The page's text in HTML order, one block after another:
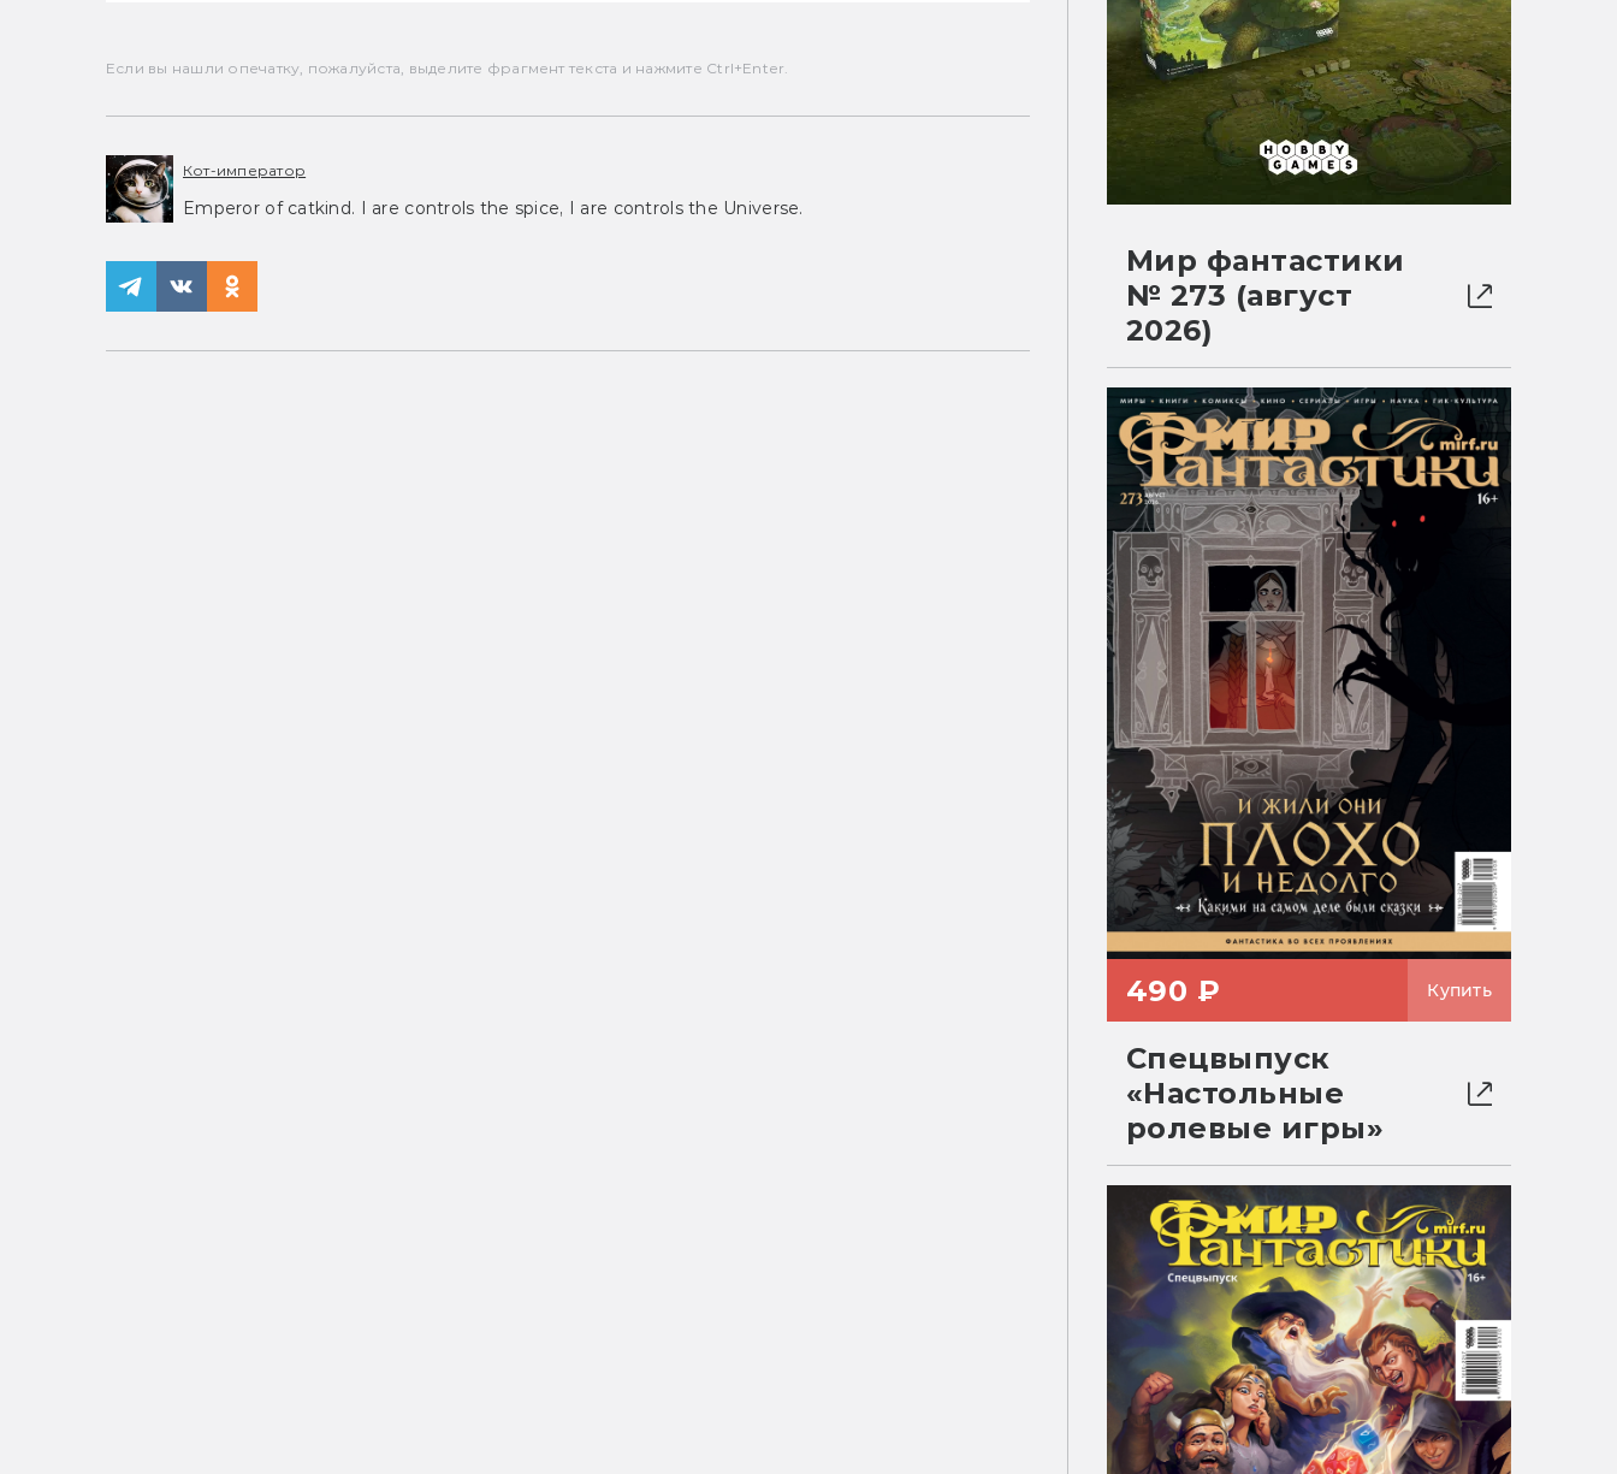
Если вы нашли опечатку, пожалуйста, выделите фрагмент текста и нажмите Ctrl+Enter.
Кот-император
Emperor of catkind. I are controls the spice, I are controls the Universe.
Мир фантастики
№ 273 (август
2026)
490 ₽ Купить
Спецвыпуск
«Настольные
ролевые игры»